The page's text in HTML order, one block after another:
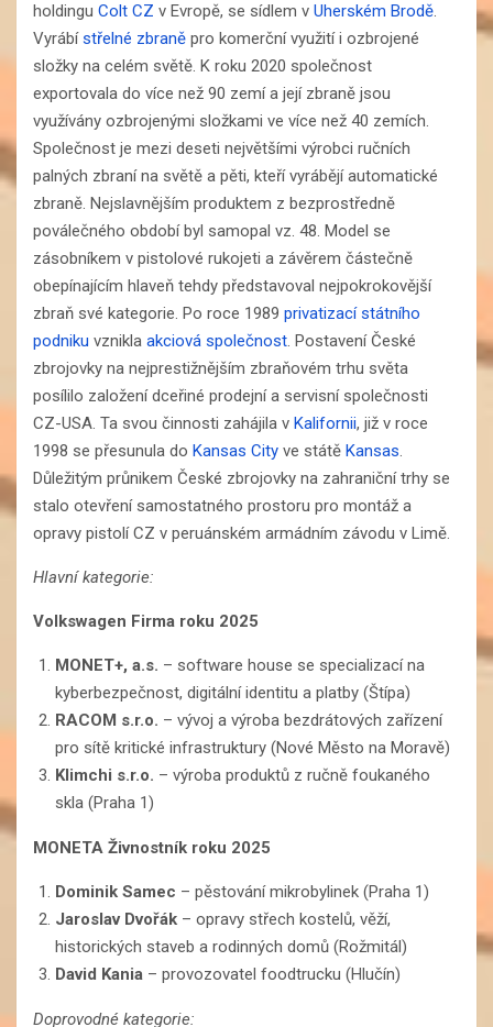
holdingu Colt CZ v Evropě, se sídlem v Uherském Brodě.
Vyrábístřelné zbraně pro komerční využití i ozbrojené
složky na celém světě. K roku 2020 společnost
exportovala do více než 90 zemí a její zbraně jsou
využívány ozbrojenými složkami ve více než 40 zemích.
Společnost je mezi deseti největšími výrobci ručních
palných zbraní na světě a pěti, kteří vyrábějí automatické
zbraně. Nejslavnějším produktem z bezprostředně
poválečného období byl samopal vz. 48. Model se
zásobníkem v pistolové rukojeti a závěrem částečně
obepínajícím hlaveň tehdy představoval nejpokrokovější
zbraň své kategorie. Po roce 1989 privatizací státního
podniku vznikla akciová společnost. Postavení České
zbrojovky na nejprestižnějším zbraňovém trhu světa
posílilo založení dceřiné prodejní a servisní společnosti
CZ-USA. Ta svou činnosti zahájila v Kalifornii, již v roce
1998 se přesunula do Kansas City ve státě Kansas.
Důležitým průnikem České zbrojovky na zahraniční trhy se
stalo otevření samostatného prostoru pro montáž a
opravy pistolí CZ v peruánském armádním závodu v Limě.
Hlavní kategorie:
Volkswagen Firma roku 2025
MONET+, a.s. – software house se specializací na
kyberbezpečnost, digitální identitu a platby (Štípa)
RACOM s.r.o. – vývoj a výroba bezdrátových zařízení
pro sítě kritické infrastruktury (Nové Město na Moravě)
Klimchi s.r.o. – výroba produktů z ručně foukaného
skla (Praha 1)
MONETA Živnostník roku 2025
Dominik Samec – pěstování mikrobylinek (Praha 1)
Jaroslav Dvořák – opravy střech kostelů, věží,
historických staveb a rodinných domů (Rožmitál)
David Kania – provozovatel foodtrucku (Hlučín)
Doprovodné kategorie: